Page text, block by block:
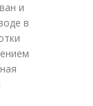
и
в